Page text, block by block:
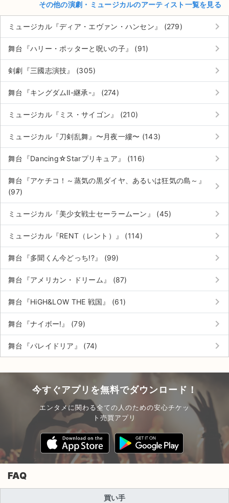
その他の演劇・ミュージカルのアーティスト一覧を見る
ミュージカル『ディア・エヴァン・ハンセン』 (279) keyboard_arrow_right
舞台『ハリー・ポッターと呪いの子』 (91) keyboard_arrow_right
剣劇『三國志演技』 (305) keyboard_arrow_right
舞台『キングダムⅡ-継承-』 (274) keyboard_arrow_right
ミュージカル『ミス・サイゴン』 (210) keyboard_arrow_right
ミュージカル『刀剣乱舞』〜月夜一縷〜 (143) keyboard_arrow_right
舞台『Dancing☆Starプリキュア』 (116) keyboard_arrow_right
舞台『アケチコ！～蒸気の黒ダイヤ、あるいは狂気の島～』
(97)
keyboard_arrow_right
ミュージカル『美少女戦士セーラームーン』 (45) keyboard_arrow_right
ミュージカル『RENT（レント）』 (114) keyboard_arrow_right
舞台『多聞くん今どっち!?』 (99) keyboard_arrow_right
舞台『アメリカン・ドリーム』 (87) keyboard_arrow_right
舞台『HiGH&LOW THE 戦国』 (61) keyboard_arrow_right
舞台『ナイボー!』 (79) keyboard_arrow_right
舞台『パレイドリア』 (74) keyboard_arrow_right
今すぐアプリを無料でダウンロード！
エンタメに関わる全ての人のための安心チケッ
ト売買アプリ
FAQ
買い手